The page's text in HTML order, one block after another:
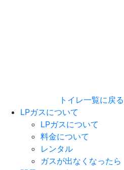
トイレ一覧に戻る
LPガスについて
LPガスについて
料金について
レンタル
ガスが出なくなったら